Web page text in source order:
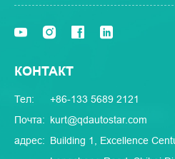
КОНТАКТ
Тел:
+86-133 5689 2121
Почта: kurt@qdautostar.com
адрес: Building 1, Excellence